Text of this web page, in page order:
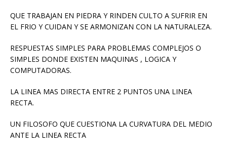
QUE TRABAJAN EN PIEDRA Y RINDEN CULTO A SUFRIR EN
EL FRIO Y CUIDAN Y SE ARMONIZAN CON LA NATURALEZA.
RESPUESTAS SIMPLES PARA PROBLEMAS COMPLEJOS O
SIMPLES DONDE EXISTEN MAQUINAS , LOGICA Y
COMPUTADORAS.
LA LINEA MAS DIRECTA ENTRE 2 PUNTOS UNA LINEA
RECTA.
UN FILOSOFO QUE CUESTIONA LA CURVATURA DEL MEDIO
ANTE LA LINEA RECTA